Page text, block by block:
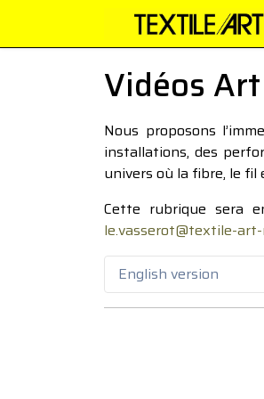
Vidéos
Nous proposons
installations, des
univers où la fibre, le
Cette rubrique sera
le.vasserot@textile-
English version